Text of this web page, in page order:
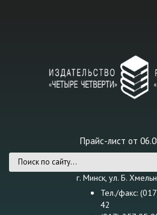
Прайс-лист от
Форма поискаг. Минск, ул. Б.
Тел./факс:
42